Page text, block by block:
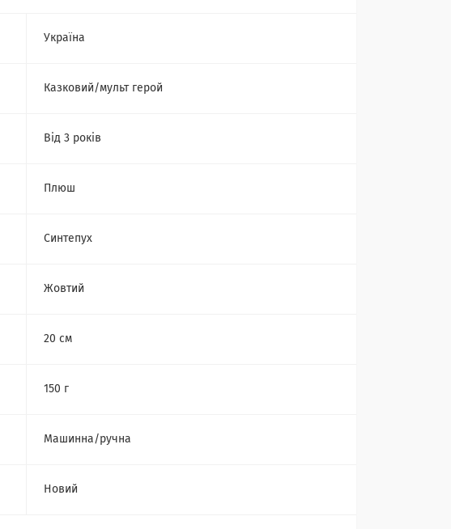
Україна
Казковий/мульт герой
Від 3 років
Плюш
Синтепух
Жовтий
20 см
150 г
Машинна/ручна
Новий